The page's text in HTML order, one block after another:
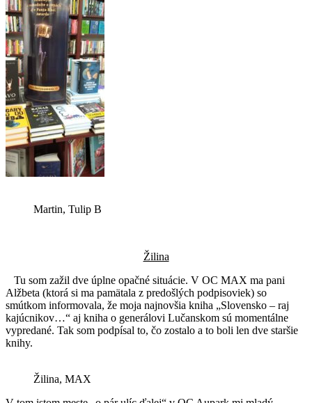
Martin, Tulip B
Žilina
Tu som zažil dve úplne opačné situácie. V OC MAX ma pani
Alžbeta (ktorá si ma pamätala z predošlých podpisoviek) so
smútkom informovala, že moja najnovšia kniha „Slovensko – raj
kajúcnikov…“ aj kniha o generálovi Lučanskom sú momentálne
vypredané. Tak som podpísal to, čo zostalo a to boli len dve staršie
knihy.
Žilina, MAX